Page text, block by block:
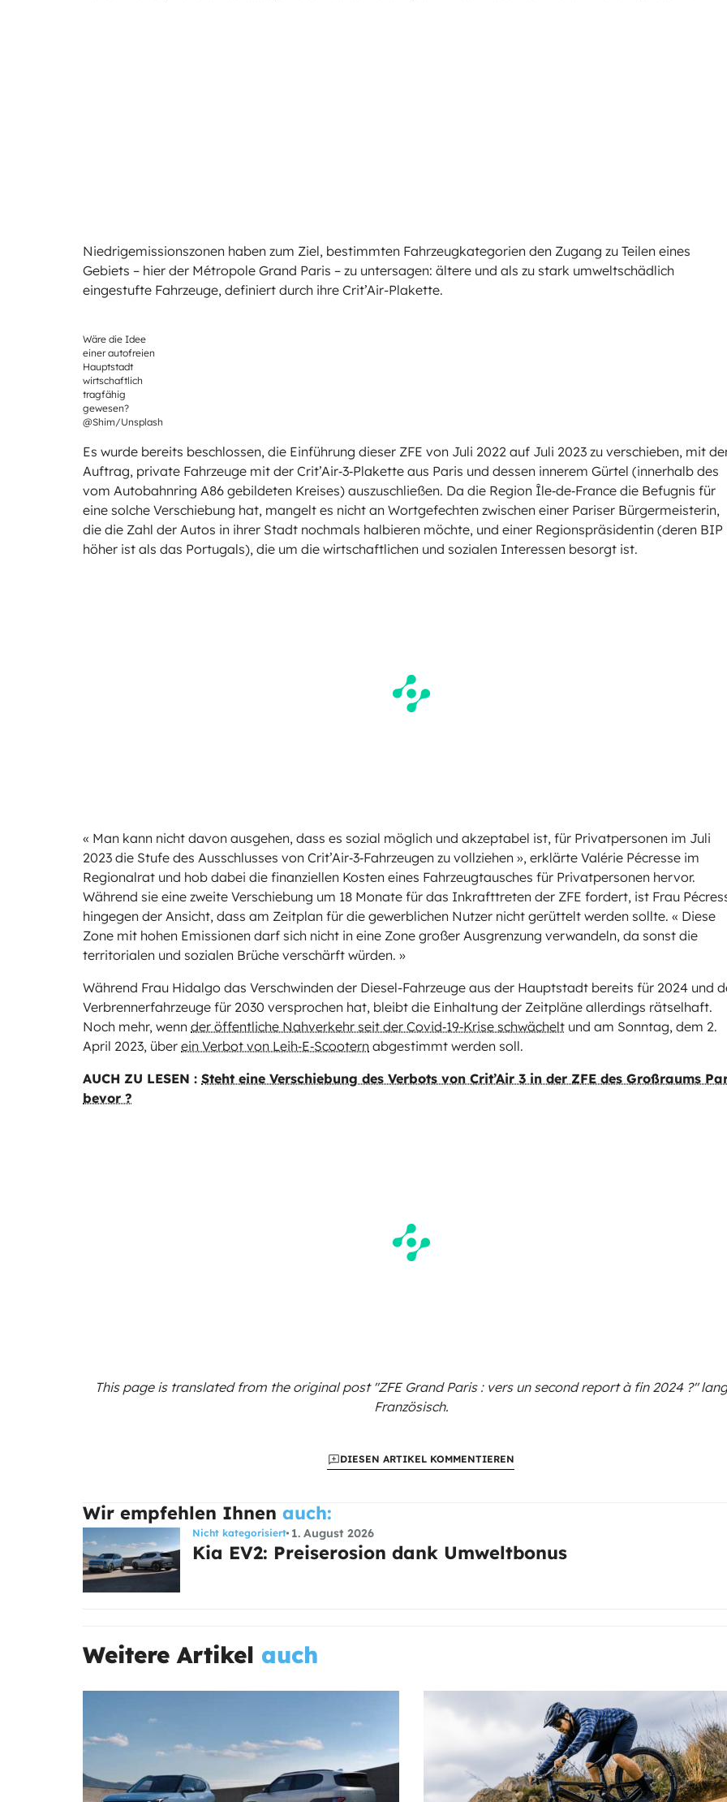
Niedrigemissionszonen haben zum Ziel, bestimmten Fahrzeugkategorien den Zugang zu Teilen eines
Gebiets – hier der Métropole Grand Paris – zu untersagen: ältere und als zu stark umweltschädlich
eingestufte Fahrzeuge, definiert durch ihre Crit’Air-Plakette.
Wäre die Idee
einer autofreien
Hauptstadt
wirtschaftlich
tragfähig
gewesen?
@Shim/Unsplash
Es wurde bereits beschlossen, die Einführung dieser ZFE von Juli 2022 auf Juli 2023 zu verschieben, mit
Auftrag, private Fahrzeuge mit der Crit’Air‑3‑Plakette aus Paris und dessen innerem Gürtel (innerhalb des
vom Autobahnring A86 gebildeten Kreises) auszuschließen. Da die Region Île‑de‑France die Befugnis für
eine solche Verschiebung hat, mangelt es nicht an Wortgefechten zwischen einer Pariser Bürgermeisterin,
die die Zahl der Autos in ihrer Stadt nochmals halbieren möchte, und einer Regionspräsidentin (deren BIP
höher ist als das Portugals), die um die wirtschaftlichen und sozialen Interessen besorgt ist.
« Man kann nicht davon ausgehen, dass es sozial möglich und akzeptabel ist, für Privatpersonen im Juli
2023 die Stufe des Ausschlusses von Crit’Air‑3‑Fahrzeugen zu vollziehen », erklärte Valérie Pécresse im
Regionalrat und hob dabei die finanziellen Kosten eines Fahrzeugtausches für Privatpersonen hervor.
Während sie eine zweite Verschiebung um 18 Monate für das Inkrafttreten der ZFE fordert, ist Frau
hingegen der Ansicht, dass am Zeitplan für die gewerblichen Nutzer nicht gerüttelt werden sollte. « Diese
Zone mit hohen Emissionen darf sich nicht in eine Zone großer Ausgrenzung verwandeln, da sonst die
territorialen und sozialen Brüche verschärft würden. »
Während Frau Hidalgo das Verschwinden der Diesel-Fahrzeuge aus der Hauptstadt bereits für 2024 und
Verbrennerfahrzeuge für 2030 versprochen hat, bleibt die Einhaltung der Zeitpläne allerdings rätselhaft.
Noch mehr, wenn der öffentliche Nahverkehr seit der Covid‑19‑Krise schwächelt und am Sonntag, dem 2.
April 2023, über ein Verbot von Leih‑E‑Scootern abgestimmt werden soll.
AUCH ZU LESEN : Steht eine Verschiebung des Verbots von Crit’Air 3 in der ZFE des Großraums
bevor ?
This page is translated from the originalpost "ZFE Grand Paris : vers un second report à fin 2024 ?"lang
Französisch.
DIESEN ARTIKEL KOMMENTIEREN
Wir empfehlen Ihnen auch:
Nicht kategorisiert 1. August 2026
Kia EV2: Preiserosion dank Umweltbonus
Weitere Artikel auch